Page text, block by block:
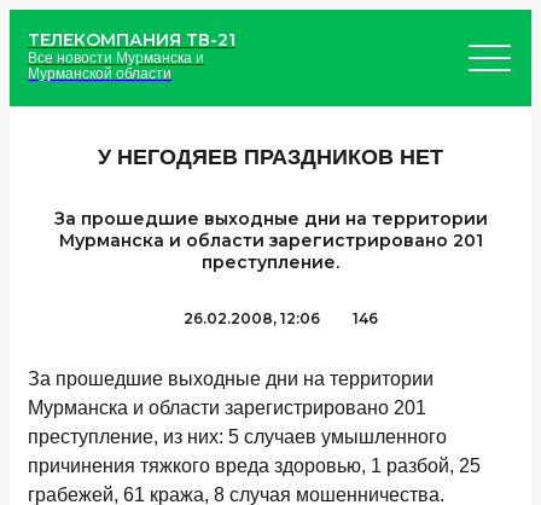
ТЕЛЕКОМПАНИЯ ТВ-21
Все новости Мурманска и
Мурманской области
У НЕГОДЯЕВ ПРАЗДНИКОВ НЕТ
За прошедшие выходные дни на территории
Мурманска и области зарегистрировано 201
преступление.
26.02.2008, 12:06 146
За прошедшие выходные дни на территории
Мурманска и области зарегистрировано 201
преступление, из них: 5 случаев умышленного
причинения тяжкого вреда здоровью, 1 разбой, 25
грабежей, 61 кража, 8 случая мошенничества.